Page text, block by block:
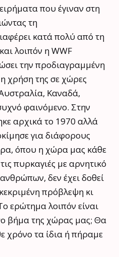
που έγιναν στη
τη
κατά πολύ από τη
λοιπόν η WWF
την προδιαγραμμένη
χρήση της σε χώρες
Καναδά,
φαινόμενο. Στην
αρχικά το 1970 αλλά
για διάφορους
όπου η χώρα μας κάθε
πυρκαγιές με αρνητικό
δεν έχει δοθεί
πρόβλεψη κι
ερώτημα λοιπόν είναι
βήμα της χώρας μας; Θα
χρόνο τα ίδια ή πήραμε